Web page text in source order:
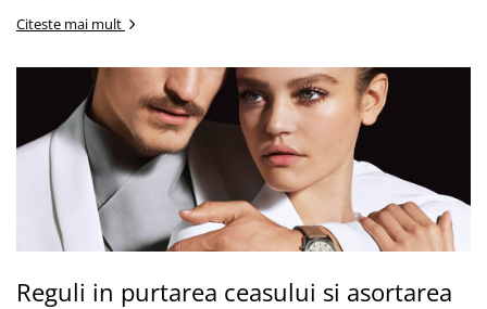
Citeste mai mult
Reguli in purtarea ceasului si asortarea